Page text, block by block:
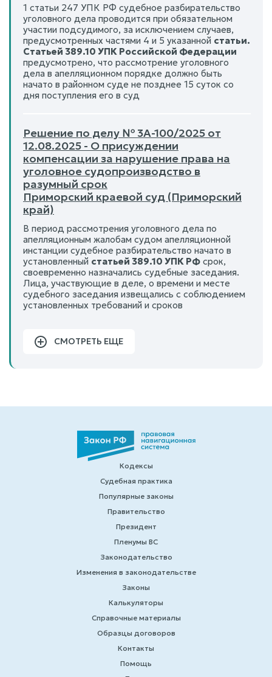
1 статьи 247 УПК РФ судебное разбирательство
уголовного дела проводится при обязательном
участии подсудимого, за исключением случаев,
предусмотренных частями 4 и 5 указанной статьи.
Статьей 389.10 УПК Российской Федерации
предусмотрено, что рассмотрение уголовного
дела в апелляционном порядке должно быть
начато в районном суде не позднее 15 суток со
дня поступления его в суд
Решение по делу № 3А-100/2025 от
12.08.2025 - О присуждении
компенсации за нарушение права на
уголовное судопроизводство в
разумный срок
Приморский краевой суд (Приморский
край)
В период рассмотрения уголовного дела по
апелляционным жалобам судом апелляционной
инстанции судебное разбирательство начато в
установленный статьей 389.10 УПК РФ срок,
своевременно назначались судебные заседания.
Лица, участвующие в деле, о времени и месте
судебного заседания извещались с соблюдением
установленных требований и сроков
СМОТРЕТЬ ЕЩЕ
Кодексы
Судебная практика
Популярные законы
Правительство
Президент
Пленумы ВС
Законодательство
Изменения в законодательстве
Законы
Калькуляторы
Справочные материалы
Образцы договоров
Контакты
Помощь